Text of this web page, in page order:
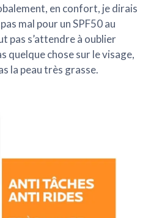
en confort, je dirais
mal pour un SPF50au
pas s’attendre à oublier
quelque chose sur le visage,
la peau très grasse.